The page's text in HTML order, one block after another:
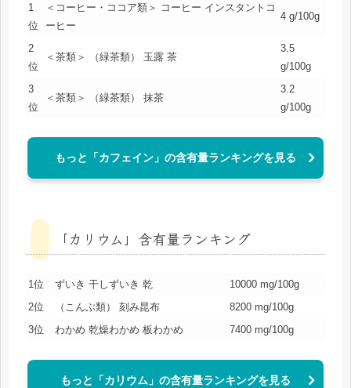
1
位
＜コーヒー・ココア類＞ コーヒー インスタントコ
ーヒー
4 g/100g
2
位
＜茶類＞ （緑茶類） 玉露 茶
3.5
g/100g
3
位
＜茶類＞ （緑茶類） 抹茶
3.2
g/100g
もっと「カフェイン」の含有量ランキングを見る
「カリウム」含有量ランキング
1位 ずいき 干しずいき 乾
10000 mg/100g
2位
（こんぶ類） 刻み昆布
8200 mg/100g
3位
わかめ 乾燥わかめ 板わかめ 7400 mg/100g
もっと「カリウム」の含有量ランキングを見る